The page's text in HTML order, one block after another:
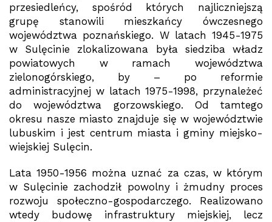
przesiedleńcy, spośród których najliczniejszą
grupę stanowili mieszkańcy ówczesnego
województwa poznańskiego. W latach 1945-1975
w Sulęcinie zlokalizowana była siedziba władz
powiatowych w ramach województwa
zielonogórskiego, by – po reformie
administracyjnej w latach 1975-1998, przynależeć
do województwa gorzowskiego. Od tamtego
okresu nasze miasto znajduje się w województwie
lubuskim i jest centrum miasta i gminy miejsko-
wiejskiej Sulęcin.
Lata 1950-1956 można uznać za czas, w którym
w Sulęcinie zachodził powolny i żmudny proces
rozwoju społeczno-gospodarczego. Realizowano
wtedy budowę infrastruktury miejskiej, lecz